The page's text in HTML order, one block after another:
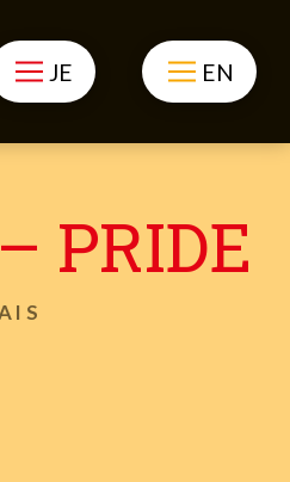
JE EN
PRIDE